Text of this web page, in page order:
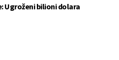
Ugroženi bilioni dolara